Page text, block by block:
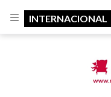
INTERNACIONAL